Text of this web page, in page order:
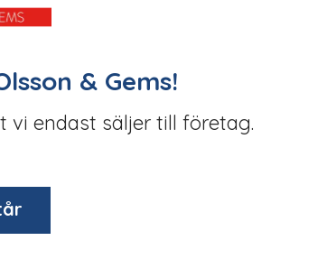
Art nr: 94373
Läs mer
& Gems!
endast säljer till företag.